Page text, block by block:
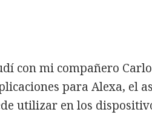
con mi compañero
para Alexa, el
utilizar en los